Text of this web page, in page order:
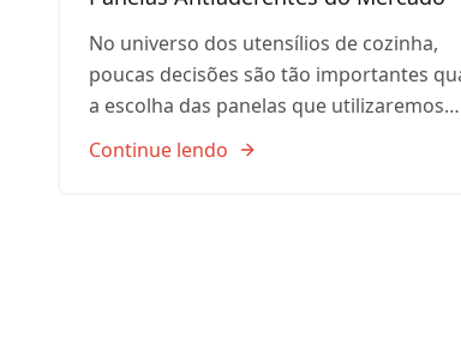
No universo dos utensílios de cozinha,
poucas decisões são tão importantes
a escolha das panelas que utilizaremos…
Continue lendo